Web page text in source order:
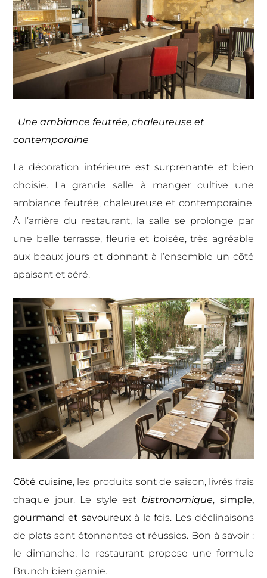
Une ambiance feutrée, chaleureuse et
contemporaine
La décoration intérieure est surprenante et bien
choisie. La grande salle à manger cultive une
ambiance feutrée, chaleureuse et contemporaine.
À l’arrière du restaurant, la salle se prolonge par
une belle terrasse, fleurie et boisée, très agréable
aux beaux jours et donnant à l’ensemble un côté
apaisant et aéré.
Côté cuisine, les produits sont de saison, livrés frais
chaque jour. Le style estbistronomique, simple,
gourmand et savoureux à la fois. Les déclinaisons
de plats sont étonnantes et réussies. Bon à savoir :
le dimanche, le restaurant propose une formule
Brunch bien garnie.